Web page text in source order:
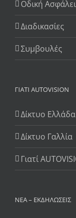
Οδική
Διαδικασίες
Συμβουλές
ΓΙΆΤΙ AUTOVISION
Δίκτυο Ελλάδα
Δίκτυο Γαλλία
Γιατί
ΝΈΑ – ΕΚΔΗΛΏΣΕΙΣ